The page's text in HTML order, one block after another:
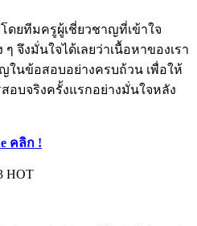
ดยทีมครูผู้เชี่ยวชาญที่เข้าใจ
จึงมั่นใจได้เลยว่าเนื้อหาของเรา
นข้อสอบอย่างครบถ้วน เพื่อให้
อบจริงครั้งแรกอย่างมั่นใจหลัง
คลิก !
HOT